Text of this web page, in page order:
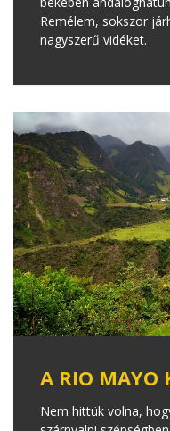
Remélem, sokszor
nagyszerű vidéket.
A RIO MAYO
Nem hittük volna,